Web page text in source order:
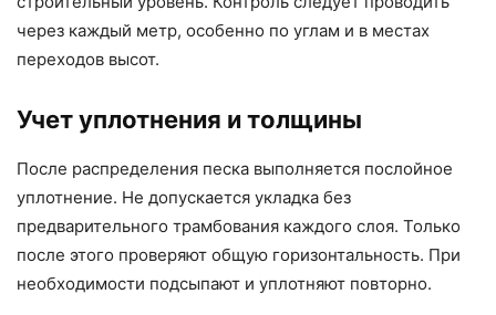
через каждый метр, особенно по углам и в местах
переходов высот.
Учет уплотнения и толщины
После распределения песка выполняется послойное
уплотнение. Не допускается укладка без
предварительного трамбования каждого слоя. Только
после этого проверяют общую горизонтальность. При
необходимости подсыпают и уплотняют повторно.